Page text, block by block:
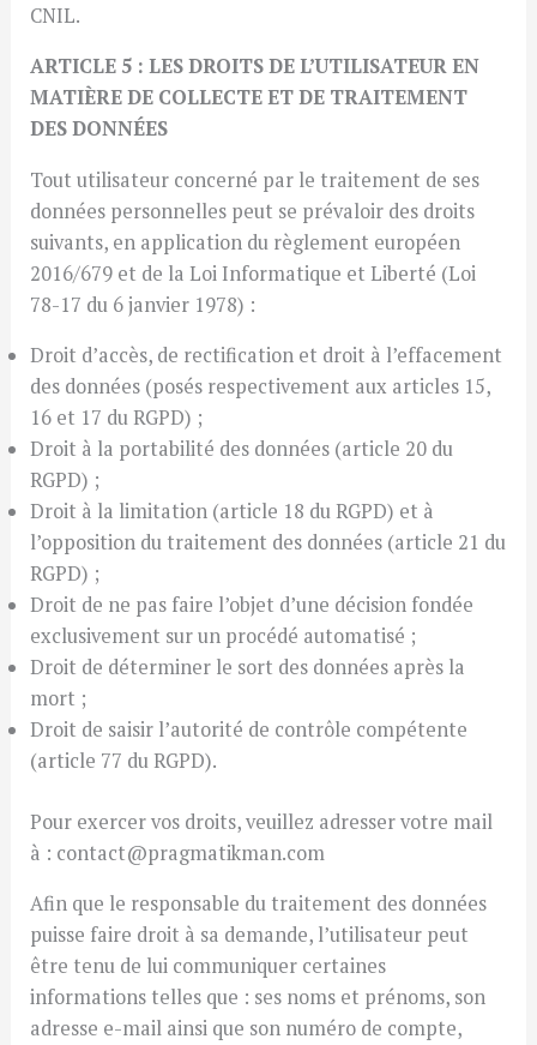
CNIL.
ARTICLE 5 : LES DROITS DE L’UTILISATEUR EN
MATIÈRE DE COLLECTE ET DE TRAITEMENT
DES DONNÉES
Tout utilisateur concerné par le traitement de ses
données personnelles peut se prévaloir des droits
suivants, en application du règlement européen
2016/679 et de la Loi Informatique et Liberté (Loi
78-17 du 6 janvier 1978) :
Droit d’accès, de rectification et droit à l’effacement
des données (posés respectivement aux articles 15,
16 et 17 du RGPD) ;
Droit à la portabilité des données (article 20 du
RGPD) ;
Droit à la limitation (article 18 du RGPD) et à
l’opposition du traitement des données (article 21 du
RGPD) ;
Droit de ne pas faire l’objet d’une décision fondée
exclusivement sur un procédé automatisé ;
Droit de déterminer le sort des données après la
mort ;
Droit de saisir l’autorité de contrôle compétente
(article 77 du RGPD).
Pour exercer vos droits, veuillez adresser votre mail
à : contact@pragmatikman.com
Afin que le responsable du traitement des données
puisse faire droit à sa demande, l’utilisateur peut
être tenu de lui communiquer certaines
informations telles que : ses noms et prénoms, son
adresse e-mail ainsi que son numéro de compte,